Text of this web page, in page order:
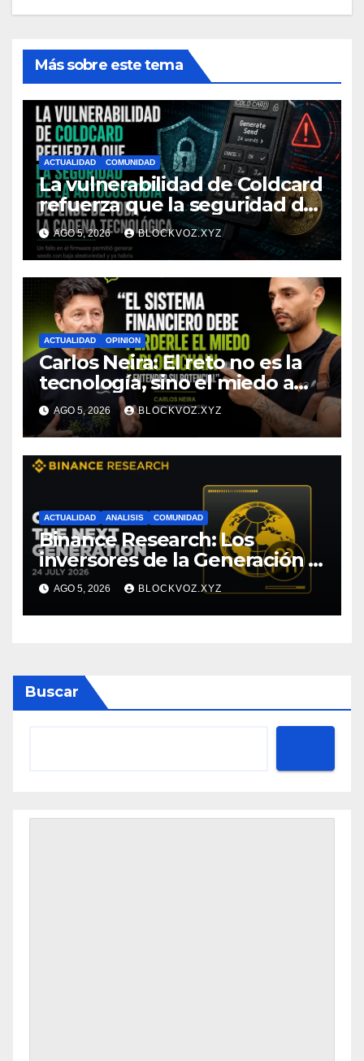
Más sobre este tema
ACTUALIDAD COMUNIDAD
La vulnerabilidad de Coldcard
refuerza que la seguridad de
la autocustodia depende de
toda la cadena tecnológica,
afirma CoinEx Research
AGO 5, 2026 BLOCKVOZ.XYZ
ACTUALIDAD OPINION
Carlos Neira: El reto no es la
tecnología, sino el miedo a
entenderla
AGO 5, 2026 BLOCKVOZ.XYZ
ACTUALIDAD ANALISIS COMUNIDAD
Binance Research: Los
inversores de la Generación Z
empiezan más jóvenes y
muestran mayor disciplina
financiera
AGO 5, 2026 BLOCKVOZ.XYZ
Buscar